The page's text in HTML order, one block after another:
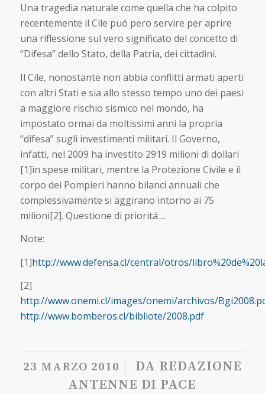
Una tragedia naturale come quella che ha colpito
recentemente il Cile puó pero servire per aprire
una riflessione sul vero significato del concetto di
“Difesa” dello Stato, della Patria, dei cittadini.
Il Cile, nonostante non abbia conflitti armati aperti
con altri Stati e sia allo stesso tempo uno dei paesi
a maggiore rischio sismico nel mondo, ha
impostato ormai da moltissimi anni la propria
“difesa” sugli investimenti militari. Il Governo,
infatti, nel 2009 ha investito 2919 milioni di dollari
[1]in spese militari, mentre la Protezione Civile e il
corpo dei Pompieri hanno bilanci annuali che
complessivamente si aggirano intorno ai 75
milioni[2]. Questione di prioritá…
Note:
[1]http://www.defensa.cl/central/otros/
[2]
http://www.onemi.cl/images/onemi/archivos/
http://www.bomberos.cl/bibliote/2008.pdf
23 MARZO 2010
/ DA REDAZIONE
ANTENNE DI PACE